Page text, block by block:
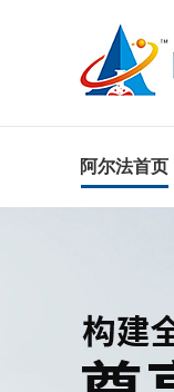
阿尔法首页